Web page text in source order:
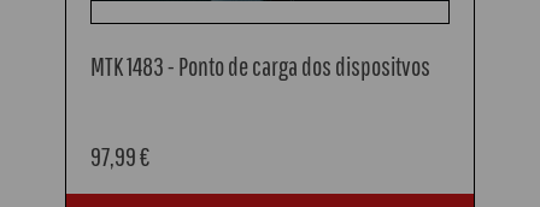
MTK 1483 - Ponto de carga dos dispositvos
97,99 €